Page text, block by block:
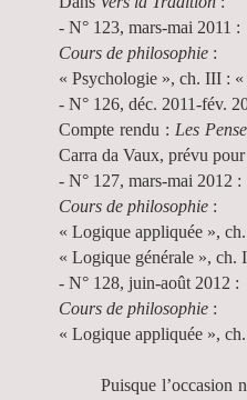
- N° 123, mars-mai 2011
Cours de philosophie :
« Psychologie », ch. III :
- N° 126, déc. 2011-fév.
Compte rendu : Les
Carra da Vaux, prévu
- N° 127, mars-mai 2012 :
Cours de philosophie :
« Logique appliquée »,
« Logique générale », ch.
- N° 128, juin-août 2012 :
Cours de philosophie :
« Logique appliquée »,
Puisque l’occasion